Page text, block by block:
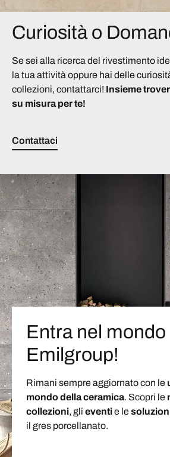
Curiosità o
Se sei alla ricerca del rivestimento
la tua attività oppure hai delle
collezioni, contattarci! Insieme
su misura per te!
Contattaci
Entra nel mondo
Emilgroup!
Rimani sempre aggiornato con le
mondo della ceramica. Scopri le
collezioni, gli eventie le
il gres porcellanato.